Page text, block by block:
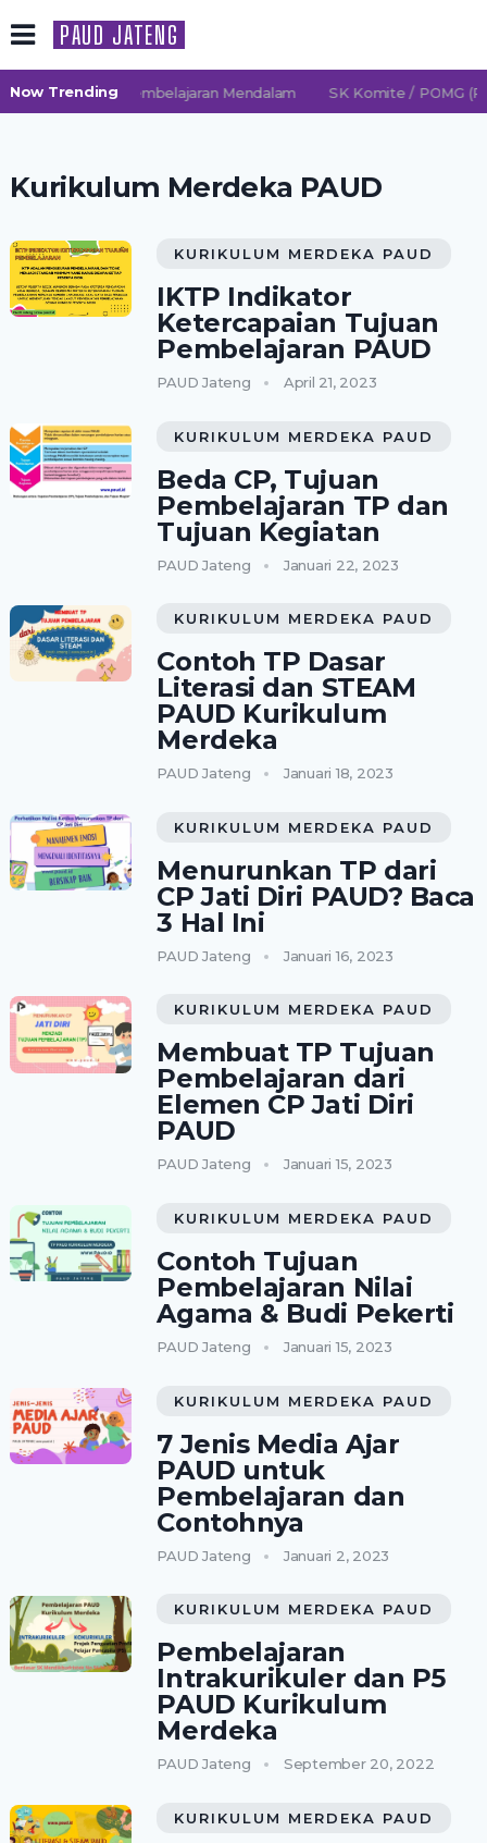
PAUD JATENG
Now Trending
2026/2027 TK Pembelajaran Mendalam SK Komite / POMG
Kurikulum Merdeka PAUD
KURIKULUM MERDEKA PAUD
IKTP Indikator
Ketercapaian Tujuan
Pembelajaran PAUD
PAUD Jateng April 21, 2023
KURIKULUM MERDEKA PAUD
Beda CP, Tujuan
Pembelajaran TP dan
Tujuan Kegiatan
PAUD Jateng Januari 22, 2023
KURIKULUM MERDEKA PAUD
Contoh TP Dasar
Literasi dan STEAM
PAUD Kurikulum
Merdeka
PAUD Jateng Januari 18, 2023
KURIKULUM MERDEKA PAUD
Menurunkan TP dari
CP Jati Diri PAUD? Baca
3 Hal Ini
PAUD Jateng Januari 16, 2023
KURIKULUM MERDEKA PAUD
Membuat TP Tujuan
Pembelajaran dari
Elemen CP Jati Diri
PAUD
PAUD Jateng Januari 15, 2023
KURIKULUM MERDEKA PAUD
Contoh Tujuan
Pembelajaran Nilai
Agama & Budi Pekerti
PAUD Jateng Januari 15, 2023
KURIKULUM MERDEKA PAUD
7 Jenis Media Ajar
PAUD untuk
Pembelajaran dan
Contohnya
PAUD Jateng Januari 2, 2023
KURIKULUM MERDEKA PAUD
Pembelajaran
Intrakurikuler dan P5
PAUD Kurikulum
Merdeka
PAUD Jateng September 20, 2022
KURIKULUM MERDEKA PAUD